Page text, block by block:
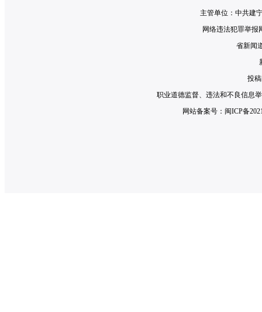
主管单位：中共建
网络违法犯罪举报
省新闻
投稿
职业道德监督、违法和不良信息举
网站备案号： 闽ICP备